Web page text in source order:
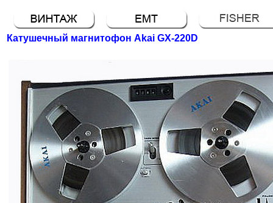
Катушечный магнитофон Akai GX-220D